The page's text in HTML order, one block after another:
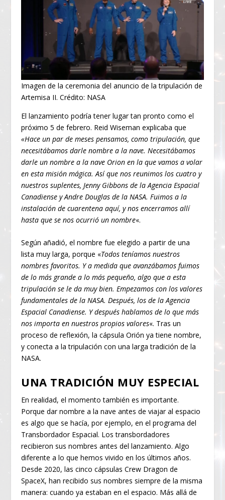
Imagen de la ceremonia del anuncio de la tripulación de
Artemisa II. Crédito: NASA
El lanzamiento podría tener lugar tan pronto como el
próximo 5 de febrero. Reid Wiseman explicaba que
«Hace un par de meses pensamos, como tripulación, que
necesitábamos darle nombre a la nave. Necesitábamos
darle un nombre a la nave Orion en la que vamos a volar
en esta misión mágica. Así que nos reunimos los cuatro y
nuestros suplentes, Jenny Gibbons de la Agencia Espacial
Canadiense y Andre Douglas de la NASA. Fuimos a la
instalación de cuarentena aquí, y nos encerramos allí
hasta que se nos ocurrió un nombre«.
Según añadió, el nombre fue elegido a partir de una
lista muy larga, porque «Todos teníamos nuestros
nombres favoritos. Y a medida que avanzábamos fuimos
de lo más grande a lo más pequeño, algo que a esta
tripulación se le da muy bien. Empezamos con los valores
fundamentales de la NASA. Después, los de la Agencia
Espacial Canadiense. Y después hablamos de lo que más
nos importa en nuestros propios valores«. Tras un
proceso de reflexión, la cápsula Orión ya tiene nombre,
y conecta a la tripulación con una larga tradición de la
NASA.
UNA TRADICIÓN MUY ESPECIAL
En realidad, el momento también es importante.
Porque dar nombre a la nave antes de viajar al espacio
es algo que se hacía, por ejemplo, en el programa del
Transbordador Espacial. Los transbordadores
recibieron sus nombres antes del lanzamiento. Algo
diferente a lo que hemos vivido en los últimos años.
Desde 2020, las cinco cápsulas Crew Dragon de
SpaceX, han recibido sus nombres siempre de la misma
manera: cuando ya estaban en el espacio. Más allá de